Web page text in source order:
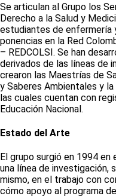
Se articulan al Grupo los
Derecho a la Salud y
estudiantes de enfermería
ponencias en la Red
– REDCOLSI. Se han
derivados de las líneas de
crearon las Maestrías de
y Saberes Ambientales y
las cuales cuentan con
Educación Nacional.
Estado del Arte
El grupo surgió en 1994
una línea de investigación,
mismo, en el trabajo con
cómo apoyo al programa